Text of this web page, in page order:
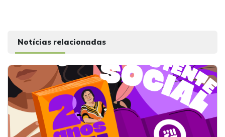
Notícias relacionadas